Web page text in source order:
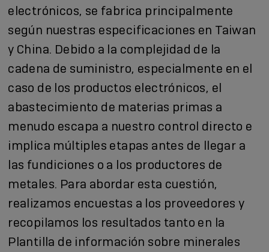
electrónicos, se fabrica principalmente
según nuestras especificaciones en Taiwan
y China. Debido a la complejidad de la
cadena de suministro, especialmente en el
caso de los productos electrónicos, el
abastecimiento de materias primas a
menudo escapa a nuestro control directo e
implica múltiples etapas antes de llegar a
las fundiciones o a los productores de
metales. Para abordar esta cuestión,
realizamos encuestas a los proveedores y
recopilamos los resultados tanto en la
Plantilla de información sobre minerales